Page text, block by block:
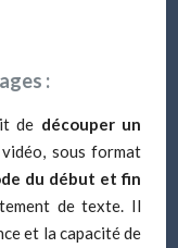
:
de découper un
sous format
du début et fin
de texte. Il
et la capacité de